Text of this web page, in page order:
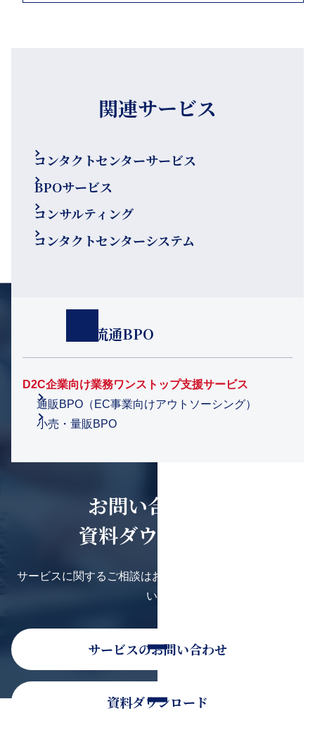
関連サービス
コンタクトセンターサービス
BPOサービス
コンサルティング
コンタクトセンターシステム
小売流通BPO
D2C企業向け業務ワンストップ支援サービス
通販BPO（EC事業向けアウトソーシング）
小売・量販BPO
お問い合わせ・
資料ダウンロード
サービスに関するご相談はお気軽にお問い合わせくださ
い。
サービスのお問い合わせ
資料ダウンロード